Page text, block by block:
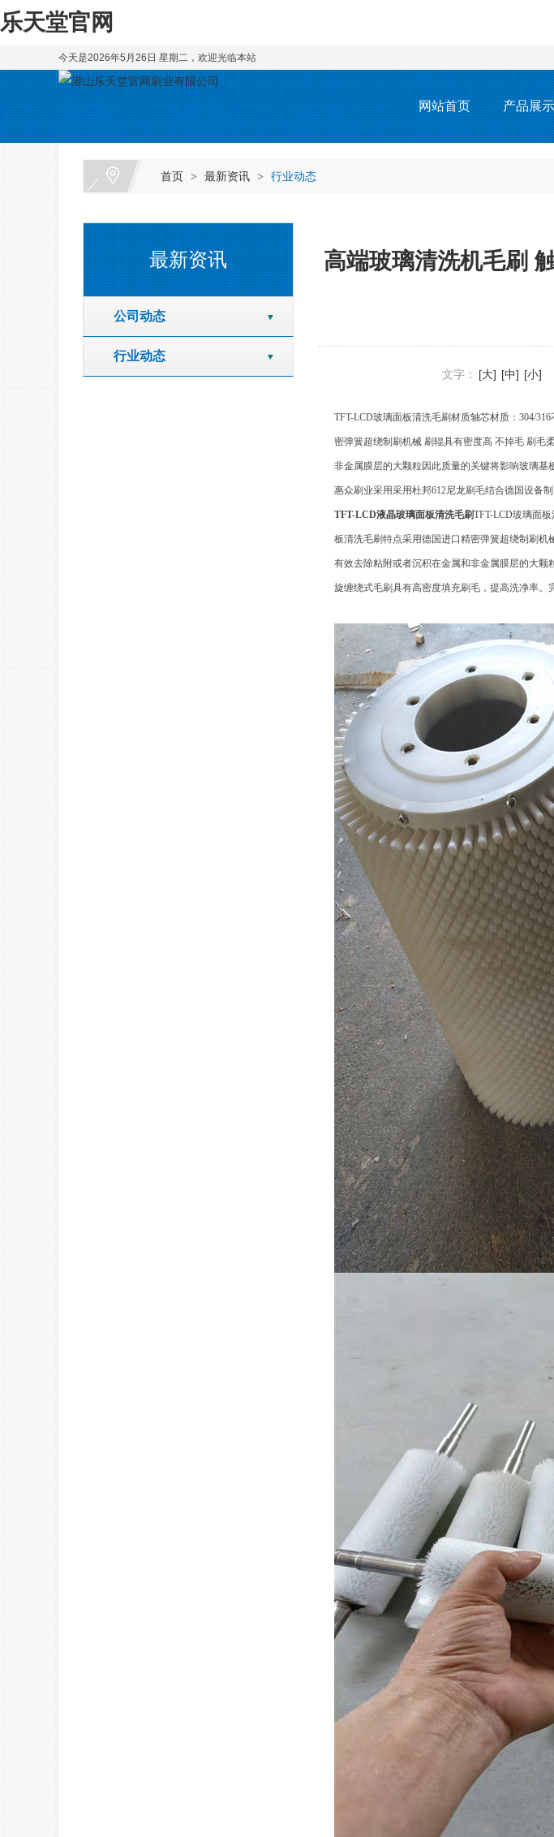
乐天堂官网
今天是2026年5月26日 星期二，欢迎光临本站
网站首页 产品展示
首页 > 最新资讯 > 行业动态
最新资讯
公司动态
行业动态
高端玻璃清洗机毛刷
文字： [大] [中] [小]
TFT-LCD玻璃面板清洗毛刷材质轴芯材质：304/
密弹簧超绕制刷机械 刷辊具有密度高 不掉毛 刷毛
非金属膜层的大颗粒因此质量的关键将影响玻璃基
惠众刷业采用采用杜邦612尼龙刷毛结合德国设备
TFT-LCD液晶玻璃面板清洗毛刷TFT-LCD玻璃面
板清洗毛刷特点采用德国进口精密弹簧超绕制刷
有效去除粘附或者沉积在金属和非金属膜层的大
旋缠绕式毛刷具有高密度填充刷毛，提高洗净率。